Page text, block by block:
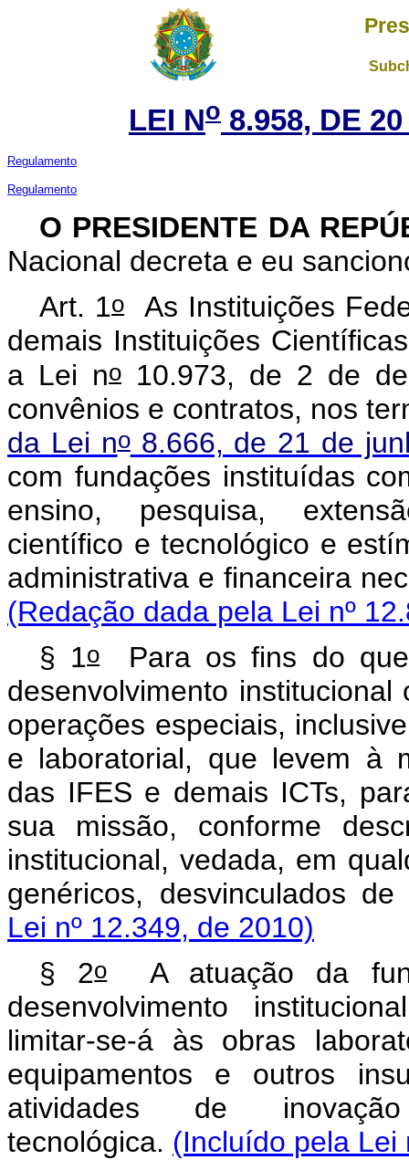
LEI No 8.958, DE
Regulamento
Regulamento
O PRESIDENTE DA
Nacional decreta e eu
Art. 1oAs Instituições
demais Instituições
a Lei no 10.973, de 2 de
convênios e contratos, nos
da Lei no8.666, de 21 de
com fundações instituídas
ensino, pesquisa,
científico e tecnológico e
administrativa e financeira
(Redação dada pela Lei nº
§ 1oPara os fins do que
desenvolvimento
operações especiais,
e laboratorial, que levem à
das IFES e demais ICTs,
sua missão, conforme
institucional, vedada, em
genéricos, desvinculados
Lei nº 12.349, de 2010)
§ 2oA atuação da
desenvolvimento
limitar-se-á às obras
equipamentos e outros
atividades de
tecnológica. (Incluído pela Lei